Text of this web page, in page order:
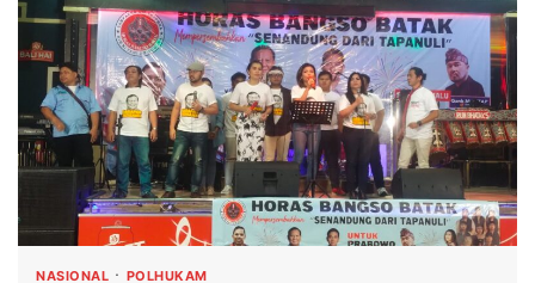
NASIONAL POLHUKAM